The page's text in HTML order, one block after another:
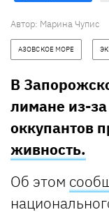
Автор: Марина Чупис
АЗОВСКОЕ МОРЕ
В
лимане из-
оккупантов
живность.
Об этом